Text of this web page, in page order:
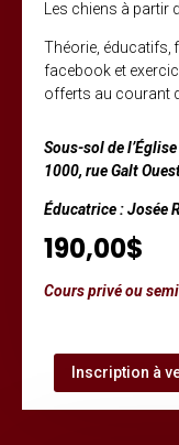
Les chiens à partir
Théorie, éducatifs,
facebook et
offerts au courant
Sous-sol de
1000, rue Galt
Éducatrice : Josée
190,00$
Cours privé ou
Inscription à